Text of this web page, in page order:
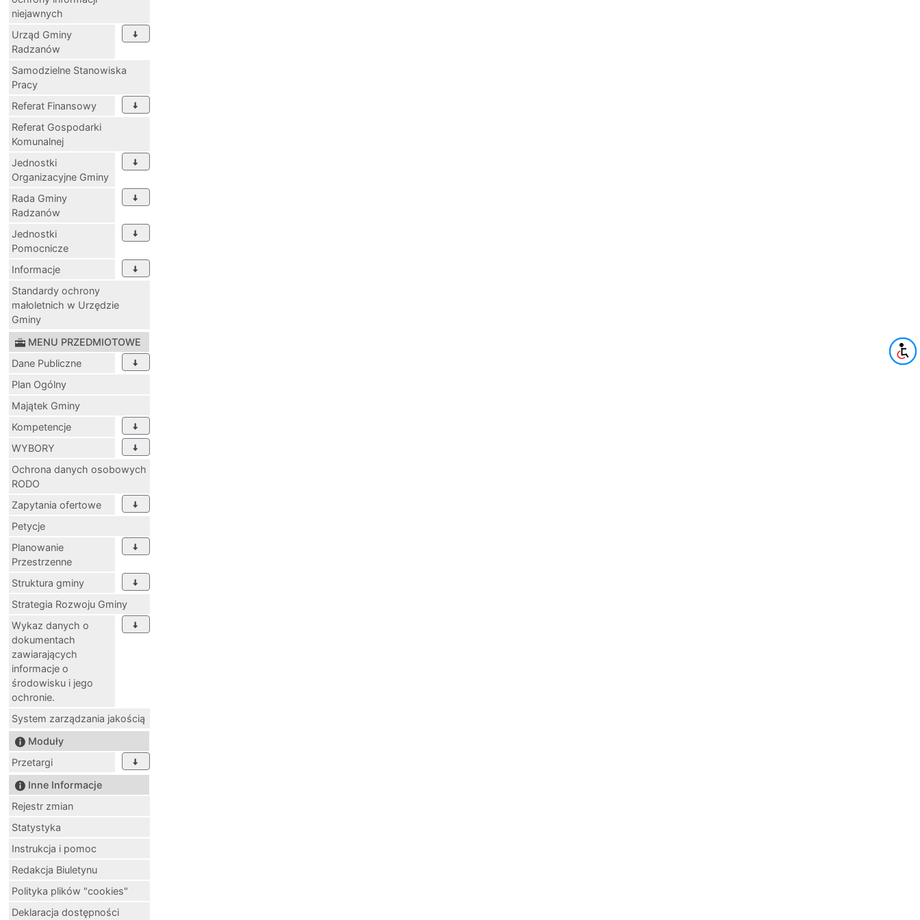
niejawnych
Urząd Gminy
Radzanów
Samodzielne Stanowiska
Pracy
Referat Finansowy
Referat Gospodarki
Komunalnej
Jednostki
Organizacyjne Gminy
Rada Gminy
Radzanów
Jednostki
Pomocnicze
Informacje
Standardy ochrony
małoletnich w Urzędzie
Gminy
MENU PRZEDMIOTOWE
Dane Publiczne
Plan Ogólny
Majątek Gminy
Kompetencje
WYBORY
Ochrona danych osobowych
RODO
Zapytania ofertowe
Petycje
Planowanie
Przestrzenne
Struktura gminy
Strategia Rozwoju Gminy
Wykaz danych o
dokumentach
zawiarających
informacje o
środowisku i jego
ochronie.
System zarządzania jakością
Moduły
Przetargi
Inne Informacje
Rejestr zmian
Statystyka
Instrukcja i pomoc
Redakcja Biuletynu
Polityka plików "cookies"
Deklaracja dostępności